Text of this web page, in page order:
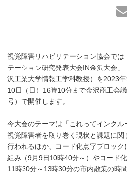
視覚障害リハビリテーション協会では
テーション研究発表大会IN金沢大会
沢工業大学情報工学科教授）を2023
10日（日）16時10分まで金沢商工会
号）で開催します。
今大会のテーマは「これってインクル
視覚障害者を取り巻く現状と課題に
行われるほか、コード化点字ブロック
組み（9月9日10時40分～）やコード
11時30分～13時30分の市内散策の時